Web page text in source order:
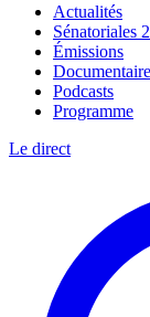
Actualités
Sénatoriales
Émissions
Podcasts
Programme
Le direct